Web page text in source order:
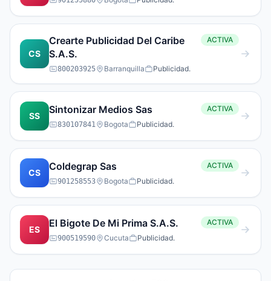
CS
Crearte Publicidad Del Caribe
S.A.S.
ACTIVA
800203925 Barranquilla Publicidad.
SS
Sintonizar Medios Sas ACTIVA
830107841 Bogota Publicidad.
CS
Coldegrap Sas ACTIVA
901258553 Bogota Publicidad.
ES
El Bigote De Mi Prima S.A.S. ACTIVA
900519590 Cucuta Publicidad.